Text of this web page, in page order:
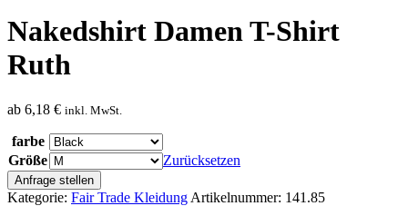
Nakedshirt Damen T-Shirt
Ruth
ab 6,18 € inkl. MwSt.
farbe
Größe
Zurücksetzen
Anfrage stellen
Kategorie: Fair Trade Kleidung Artikelnummer: 141.85